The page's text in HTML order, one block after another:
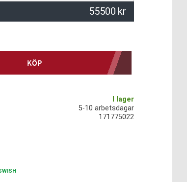
55500 kr
KÖP
I lager
171775022
5-10 arbetsdagar